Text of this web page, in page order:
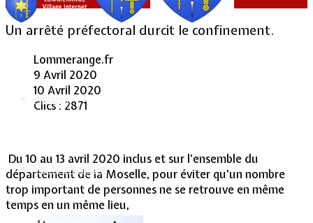
Accueil
Vie Municipale
Un arrêté préfectoral durcit le confinement.
Lommerange.fr
9 Avril 2020
10 Avril 2020
Clics : 2871
Du 10 au 13 avril 2020 inclus et sur l’ensemble du
département de la Moselle, pour éviter qu’un nombre
trop important de personnes ne se retrouve en même
temps en un même lieu,